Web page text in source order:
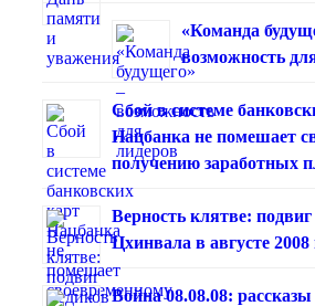
«Команда
возможность
Сбой в системе
Нацбанка не помешает
получению заработных
Верность клятве:
Цхинвала в августе 2008
Война 08.08.08: